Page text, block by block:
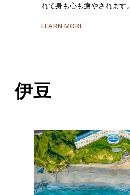
れて身も心も癒やされます。
LEARN MORE
伊豆